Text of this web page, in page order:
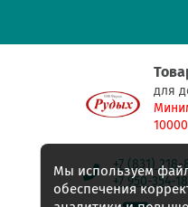
для
+7 (831)
+7 950-354-
Мы используем
обеспечения